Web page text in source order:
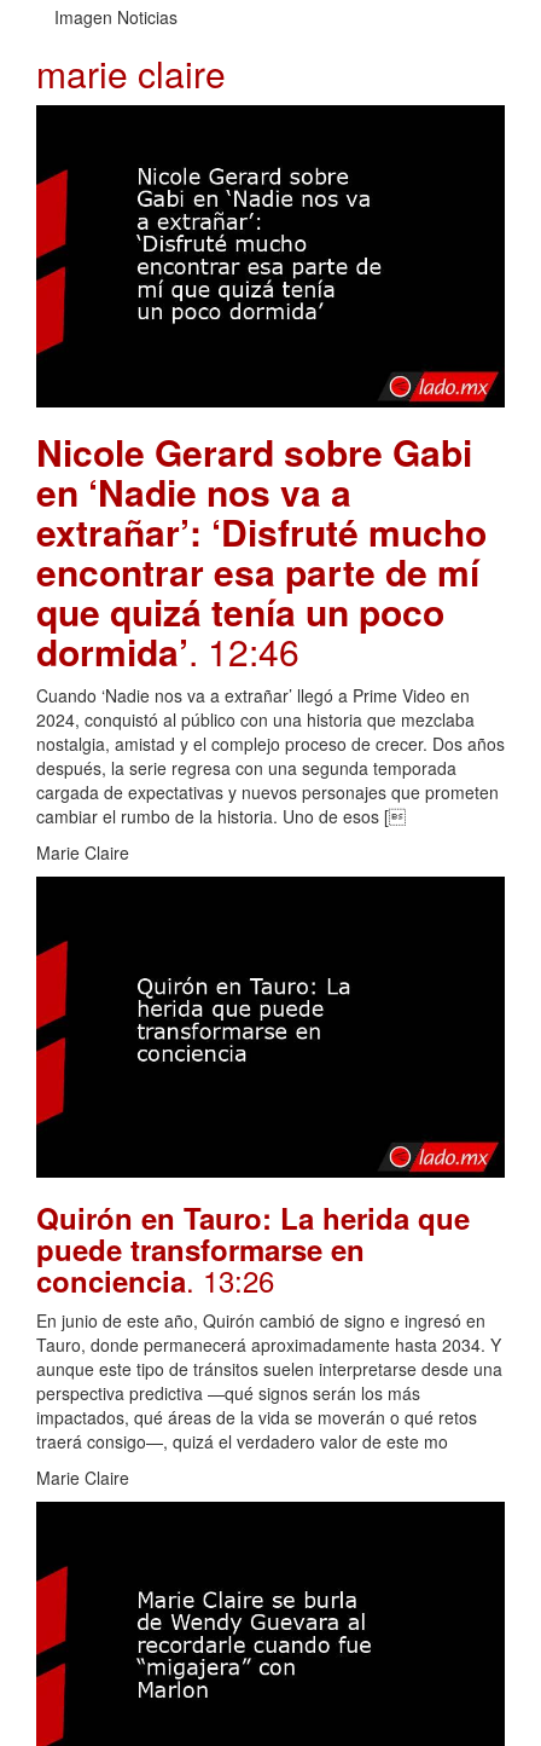
Imagen Noticias
marie claire
Nicole Gerard sobre Gabi
en ‘Nadie nos va a
extrañar’: ‘Disfruté mucho
encontrar esa parte de mí
que quizá tenía un poco
dormida’. 12:46
Cuando ‘Nadie nos va a extrañar’ llegó a Prime Video en
2024, conquistó al público con una historia que mezclaba
nostalgia, amistad y el complejo proceso de crecer. Dos años
después, la serie regresa con una segunda temporada
cargada de expectativas y nuevos personajes que prometen
cambiar el rumbo de la historia. Uno de esos [
Marie Claire
Quirón en Tauro: La herida que
puede transformarse en
conciencia. 13:26
En junio de este año, Quirón cambió de signo e ingresó en
Tauro, donde permanecerá aproximadamente hasta 2034. Y
aunque este tipo de tránsitos suelen interpretarse desde una
perspectiva predictiva —qué signos serán los más
impactados, qué áreas de la vida se moverán o qué retos
traerá consigo—, quizá el verdadero valor de este mo
Marie Claire